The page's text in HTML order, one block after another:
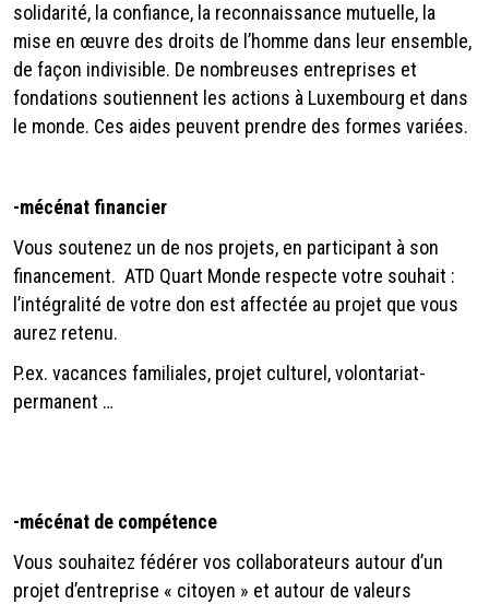
solidarité, la confiance, la reconnaissance mutuelle, la
mise en œuvre des droits de l’homme dans leur ensemble,
de façon indivisible. De nombreuses entreprises et
fondations soutiennent les actions à Luxembourg et dans
le monde. Ces aides peuvent prendre des formes variées.
-mécénat financier
Vous soutenez un de nos projets, en participant à son
financement. ATD Quart Monde respecte votre souhait :
l’intégralité de votre don est affectée au projet que vous
aurez retenu.
P.ex. vacances familiales, projet culturel, volontariat-
permanent …
-mécénat de compétence
Vous souhaitez fédérer vos collaborateurs autour d’un
projet d’entreprise « citoyen » et autour de valeurs